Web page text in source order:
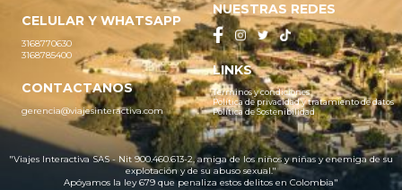
CELULAR Y WHATSAPP
3168770630
3168785400
CONTACTANOS
gerencia@viajesinteractiva.com
NUESTRAS REDES
LINKS
Términos y condiciones
Política de privacidad y tratamiento de datos
Política de Sostenibilidad
"Viajes Interactiva SAS - Nit 900.460.613-2, amiga de los niños y niñas y enemiga de su
explotación y de su abuso sexual."
Apóyamos la ley 679 que penaliza estos delitos en Colombia"